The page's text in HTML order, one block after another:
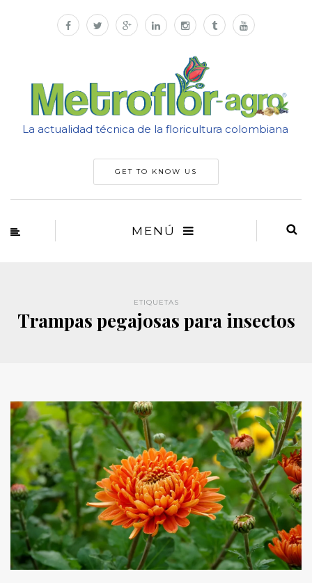
La actualidad técnica de la floricultura colombiana
GET TO KNOW US
MENÚ
ETIQUETAS
Trampas pegajosas para insectos